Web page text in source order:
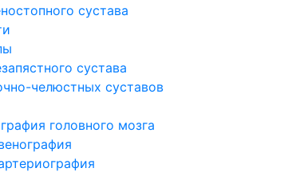
сустава
сустава
челюстных суставов
головного мозга